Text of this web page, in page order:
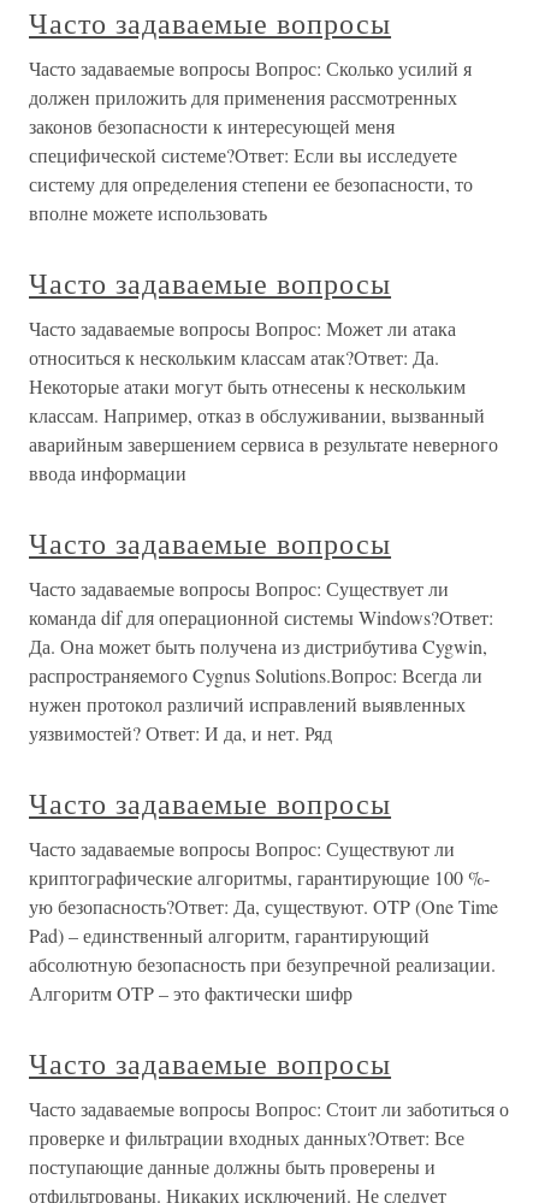
Часто задаваемые вопросы
Часто задаваемые вопросы Вопрос: Сколько усилий я
должен приложить для применения рассмотренных
законов безопасности к интересующей меня
специфической системе?Ответ: Если вы исследуете
систему для определения степени ее безопасности, то
вполне можете использовать
Часто задаваемые вопросы
Часто задаваемые вопросы Вопрос: Может ли атака
относиться к нескольким классам атак?Ответ: Да.
Некоторые атаки могут быть отнесены к нескольким
классам. Например, отказ в обслуживании, вызванный
аварийным завершением сервиса в результате неверного
ввода информации
Часто задаваемые вопросы
Часто задаваемые вопросы Вопрос: Существует ли
команда dif для операционной системы Windows?Ответ:
Да. Она может быть получена из дистрибутива Cygwin,
распространяемого Cygnus Solutions.Вопрос: Всегда ли
нужен протокол различий исправлений выявленных
уязвимостей? Ответ: И да, и нет. Ряд
Часто задаваемые вопросы
Часто задаваемые вопросы Вопрос: Существуют ли
криптографические алгоритмы, гарантирующие 100 %-
ую безопасность?Ответ: Да, существуют. OTP (One Time
Pad) – единственный алгоритм, гарантирующий
абсолютную безопасность при безупречной реализации.
Алгоритм OTP – это фактически шифр
Часто задаваемые вопросы
Часто задаваемые вопросы Вопрос: Стоит ли заботиться о
проверке и фильтрации входных данных?Ответ: Все
поступающие данные должны быть проверены и
отфильтрованы. Никаких исключений. Не следует